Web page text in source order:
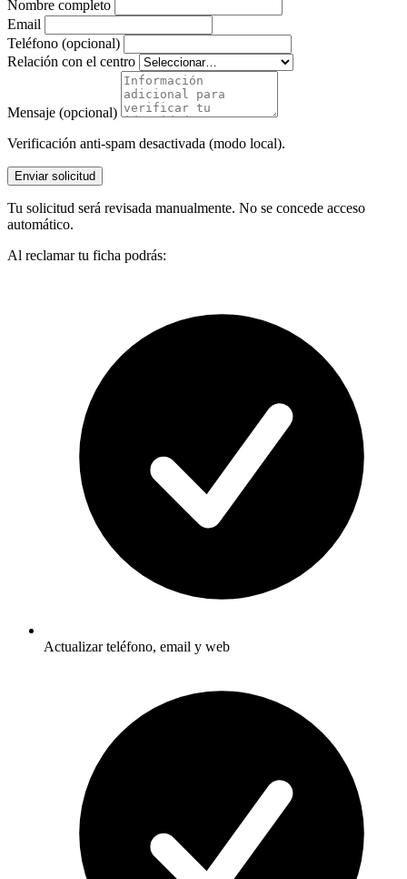
Nombre completo
Email
Teléfono (opcional)
Relación con el centro
Mensaje (opcional)
Verificación anti-spam desactivada (modo local).
Enviar solicitud
Tu solicitud será revisada manualmente. No se concede acceso
automático.
Al reclamar tu ficha podrás:
Actualizar teléfono, email y web